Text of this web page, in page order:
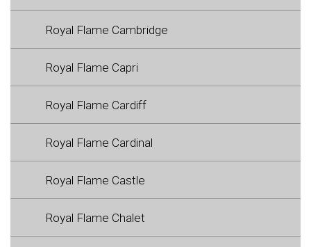
Royal Flame Cambridge
Royal Flame Capri
Royal Flame Cardiff
Royal Flame Cardinal
Royal Flame Castle
Royal Flame Chalet